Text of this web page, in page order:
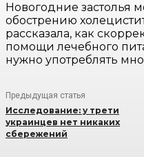
Новогодние застолья
обострению
рассказала, как
помощи лечебного
нужно употреблять
Предыдущая статья
Исследование: у трети
украинцев нет никаких
сбережений